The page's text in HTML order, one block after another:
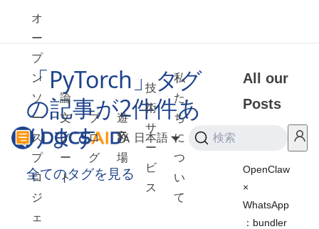
オ
ー
プ
ン
ソ
ー
ス
プ
ロ
ジ
ェ
論
文
ノ
ー
ト
ブ
ロ
グ
遊
び
場
技
術
サ
ー
ビ
ス
私
た
ち
に
つ
い
て
日本語 検索
「PyTorch」タグ
の記事が2件件あ
ります
全てのタグを見る
All our
Posts
OpenClaw
×
WhatsApp
：bundler